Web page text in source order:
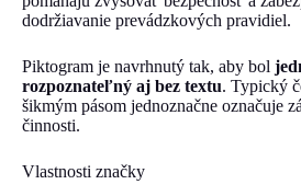
dodržiavanie prevádzkových pravidiel.
Piktogram je navrhnutý tak, aby bol
rozpoznateľný aj bez textu. Typický
šikmým pásom jednoznačne označuje
činnosti.
Vlastnosti značky